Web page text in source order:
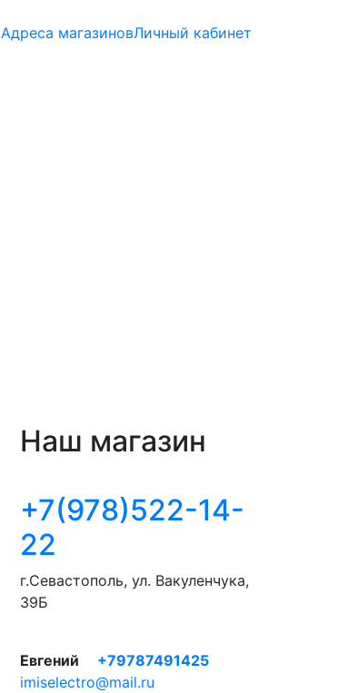
Адреса магазиновЛичный кабинет
Наш магазин
+7(978)522-14-
22
г.Севастополь, ул. Вакуленчука,
39Б
Евгений
+79787491425
imiselectro@mail.ru